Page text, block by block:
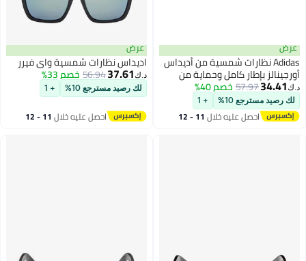
عرض
Adidas نظارات شمسية من أديداس
أورجينالز بإطار كامل وحماية من
الأشعة فوق البنفسجية من
الأسيتات OR014602U57
د.ك‏34.41
57.97خصم 40%
لك رصيد مسترجع 10% + 1
احصل عليه خلال 11 - 12
عرض
اديداس نظارات شمسية واي فيرر
د.ك‏37.61
56.94خصم 33%
لك رصيد مسترجع 10% + 1
احصل عليه خلال 11 - 12